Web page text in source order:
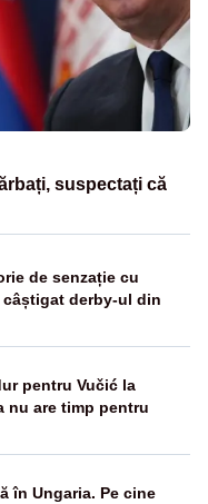
suspectați că
de senzație cu
derby-ul din
pentru Vučić la
nu are timp pentru
în Ungaria. Pe cine